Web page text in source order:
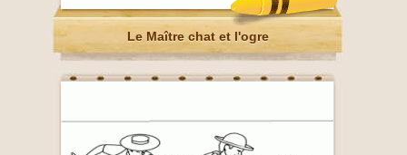
Le Maître chat et l'ogre